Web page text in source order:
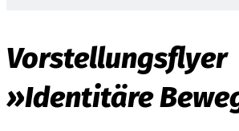
Vorstellungsflyer
»Identitäre